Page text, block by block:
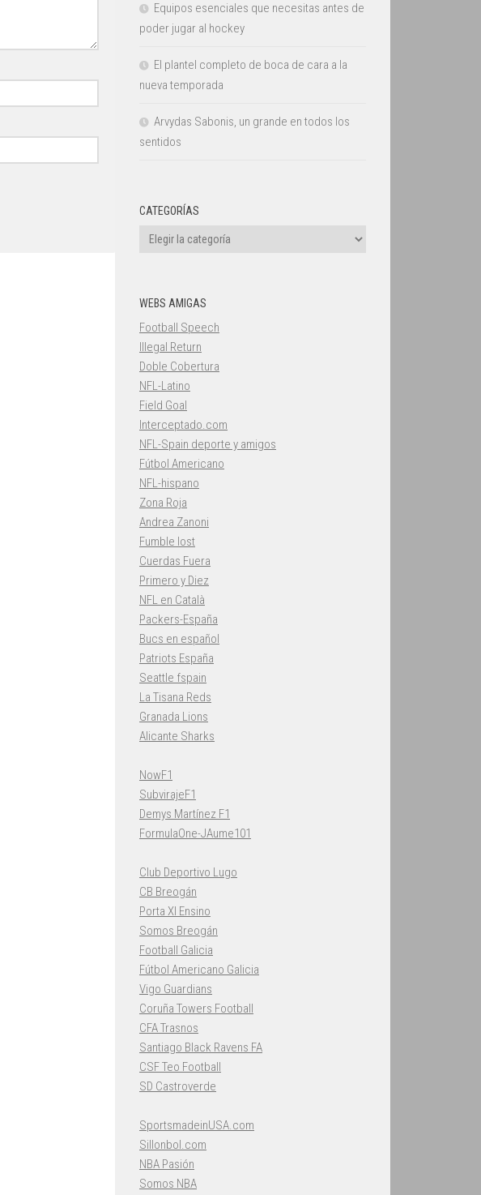
Equipos esenciales que necesitas antes de
poder jugar al hockey
El plantel completo de boca de cara a la
nueva temporada
Arvydas Sabonis, un grande en todos los
sentidos
CATEGORÍAS
Categorías
WEBS AMIGAS
Football Speech
Illegal Return
Doble Cobertura
NFL-Latino
Field Goal
Interceptado.com
NFL-Spain deporte y amigos
Fútbol Americano
NFL-hispano
Zona Roja
Andrea Zanoni
Fumble lost
Cuerdas Fuera
Primero y Diez
NFL en Català
Packers-España
Bucs en español
Patriots España
Seattle fspain
La Tisana Reds
Granada Lions
Alicante Sharks
NowF1
SubvirajeF1
Demys Martínez F1
FormulaOne-JAume101
Club Deportivo Lugo
CB Breogán
Porta XI Ensino
Somos Breogán
Football Galicia
Fútbol Americano Galicia
Vigo Guardians
Coruña Towers Football
CFA Trasnos
Santiago Black Ravens FA
CSF Teo Football
SD Castroverde
SportsmadeinUSA.com
Sillonbol.com
NBA Pasión
Somos NBA